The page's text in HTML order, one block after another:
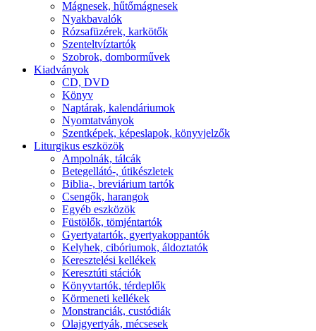
Mágnesek, hűtőmágnesek
Nyakbavalók
Rózsafüzérek, karkötők
Szenteltvíztartók
Szobrok, domborművek
Kiadványok
CD, DVD
Könyv
Naptárak, kalendáriumok
Nyomtatványok
Szentképek, képeslapok, könyvjelzők
Liturgikus eszközök
Ampolnák, tálcák
Betegellátó-, útikészletek
Biblia-, breviárium tartók
Csengők, harangok
Egyéb eszközök
Füstölők, tömjéntartók
Gyertyatartók, gyertyakoppantók
Kelyhek, cibóriumok, áldoztatók
Keresztelési kellékek
Keresztúti stációk
Könyvtartók, térdeplők
Körmeneti kellékek
Monstranciák, custódiák
Olajgyertyák, mécsesek